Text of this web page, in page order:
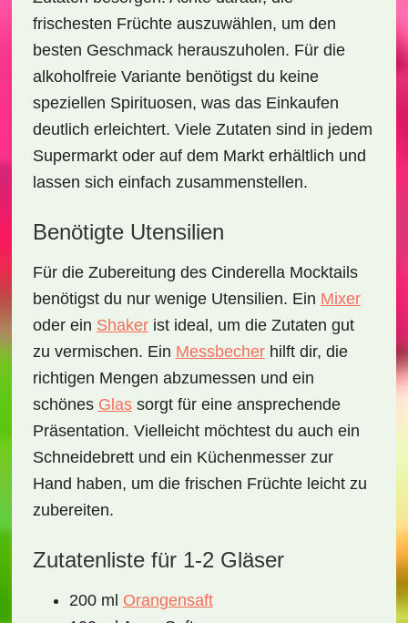
frischesten Früchteauszuwählen, um den
besten Geschmack herauszuholen. Für die
alkoholfreie Variante benötigst du keine
speziellen Spirituosen, was das Einkaufen
deutlich erleichtert. Viele Zutaten sind in jedem
Supermarktoder auf dem Markt erhältlich und
lassen sich einfach zusammenstellen.
Benötigte Utensilien
Für die Zubereitung des Cinderella Mocktails
benötigst du nur wenige Utensilien. Ein Mixer
oder ein Shakerist ideal, um die Zutaten gut
zu vermischen. Ein Messbecherhilft dir, die
richtigen Mengen abzumessen und ein
schönes Glassorgt für eine ansprechende
Präsentation. Vielleicht möchtest du auch ein
Schneidebrettund ein Küchenmesserzur
Hand haben, um die frischen Früchte leicht zu
zubereiten.
Zutatenliste für 1-2 Gläser
200 ml Orangensaft